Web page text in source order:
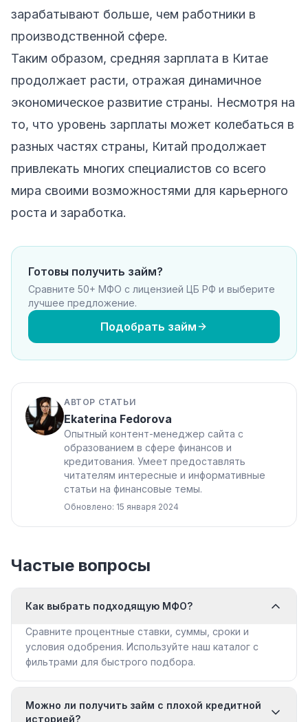
зарабатывают больше, чем работники в
производственной сфере.
Таким образом, средняя зарплата в Китае
продолжает расти, отражая динамичное
экономическое развитие страны. Несмотря на
то, что уровень зарплаты может колебаться в
разных частях страны, Китай продолжает
привлекать многих специалистов со всего
мира своими возможностями для карьерного
роста и заработка.
Готовы получить займ?
Сравните 50+ МФО с лицензией ЦБ РФ и выберите
лучшее предложение.
Подобрать займ
АВТОР СТАТЬИ
Ekaterina Fedorova
Опытный контент-менеджер сайта с
образованием в сфере финансов и
кредитования. Умеет предоставлять
читателям интересные и информативные
статьи на финансовые темы.
Обновлено: 15 января 2024
Частые вопросы
Как выбрать подходящую МФО?
Сравните процентные ставки, суммы, сроки и
условия одобрения. Используйте наш каталог с
фильтрами для быстрого подбора.
Можно ли получить займ с плохой кредитной
историей?